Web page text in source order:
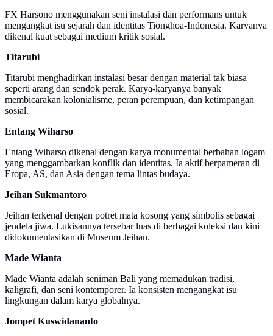
FX Harsono menggunakan seni instalasi dan performans untuk
mengangkat isu sejarah dan identitas Tionghoa-Indonesia. Karyanya
dikenal kuat sebagai medium kritik sosial.
Titarubi
Titarubi menghadirkan instalasi besar dengan material tak biasa
seperti arang dan sendok perak. Karya-karyanya banyak
membicarakan kolonialisme, peran perempuan, dan ketimpangan
sosial.
Entang Wiharso
Entang Wiharso dikenal dengan karya monumental berbahan logam
yang menggambarkan konflik dan identitas. Ia aktif berpameran di
Eropa, AS, dan Asia dengan tema lintas budaya.
Jeihan Sukmantoro
Jeihan terkenal dengan potret mata kosong yang simbolis sebagai
jendela jiwa. Lukisannya tersebar luas di berbagai koleksi dan kini
didokumentasikan di Museum Jeihan.
Made Wianta
Made Wianta adalah seniman Bali yang memadukan tradisi,
kaligrafi, dan seni kontemporer. Ia konsisten mengangkat isu
lingkungan dalam karya globalnya.
Jompet Kuswidananto